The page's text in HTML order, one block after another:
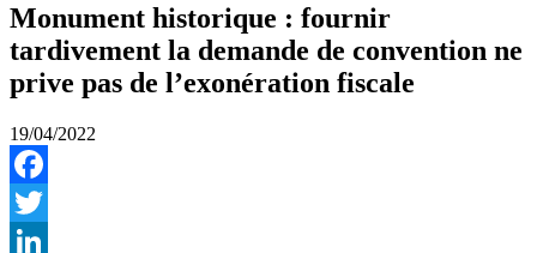
Monument historique : fournir
tardivement la demande de convention ne
prive pas de l’exonération fiscale
19/04/2022
Facebook
Twitter